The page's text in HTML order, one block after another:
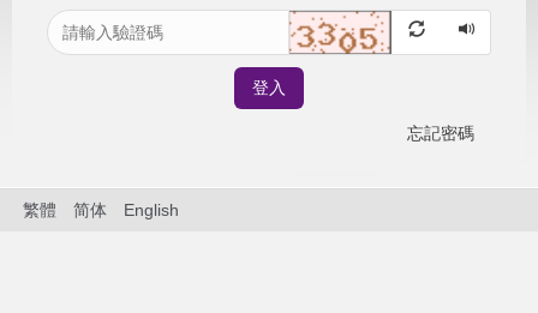
登入
忘記密碼
繁體 简体 English